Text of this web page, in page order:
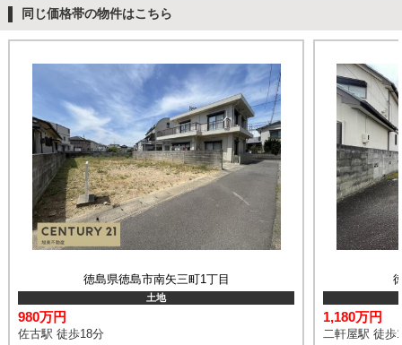
同じ価格帯の物件はこちら
徳島県徳島市南矢三町1丁目
土地
980万円
佐古駅 徒歩18分
1,180万円
二軒屋駅 徒歩